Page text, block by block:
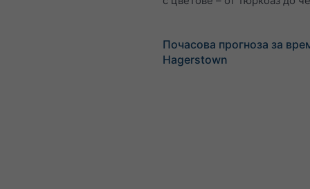
Почасова прогноза за
Hagerstown